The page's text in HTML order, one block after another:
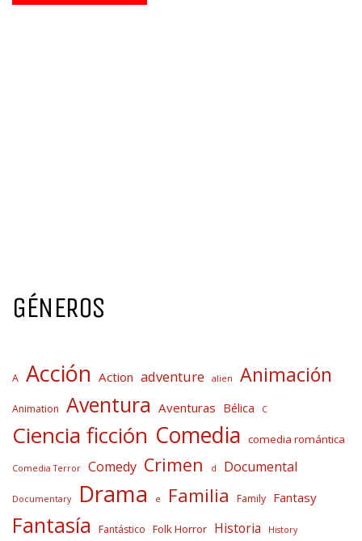
GÉNEROS
A Acción Action adventure alien Animación
Animation Aventura Aventuras Bélica C
Ciencia ficción Comedia comedia romántica
Comedia Terror Comedy Crimen d Documental
Documentary Drama e Familia Family Fantasy
Fantasía Fantástico Folk Horror Historia History